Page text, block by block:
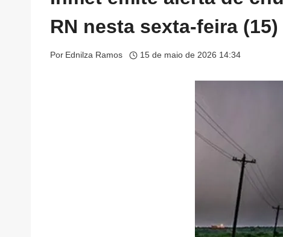
RN nesta sexta-feira (15)
Por Ednilza Ramos 15 de maio de 2026 14:34